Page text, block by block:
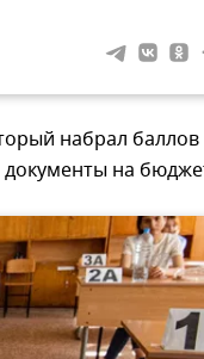
набрал баллов
на